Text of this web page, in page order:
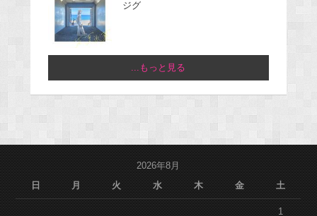
ジグ
...もっと見る
2026年8月
日
月 火 水 木 金 土
1